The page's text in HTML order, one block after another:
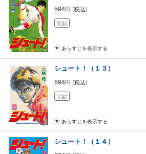
594円 (税込)
完結
あらすじを表示する
シュート！（１３）
594円 (税込)
完結
あらすじを表示する
シュート！（１４）